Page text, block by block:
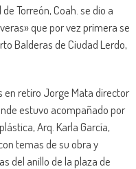
Torreón, Coah. se dio a
que por vez primera se
Balderas de Ciudad Lerdo,
en retiro Jorge Mata director
estuvo acompañado por
Arq. Karla García,
temas de su obra y
del anillo de la plaza de